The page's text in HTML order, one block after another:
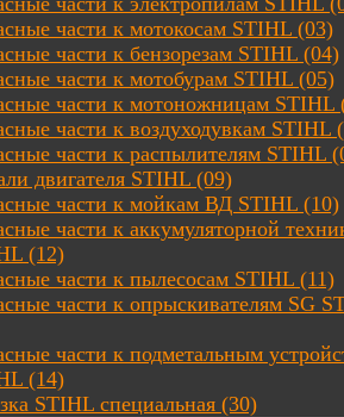
части к мотокосам STIHL (03)
части к бензорезам STIHL (04)
части к мотобурам STIHL (05)
части к мотоножницам STIHL
части к воздуходувкам STIHL
части к распылителям STIHL
двигателя STIHL (09)
части к мойкам ВД STIHL (10)
части к аккумуляторной
(12)
части к пылесосам STIHL (11)
части к опрыскивателям SG
части к подметальным
(14)
STIHL специальная (30)